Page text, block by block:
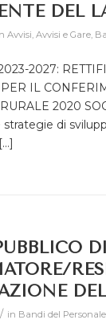
DEL
Avvisi, Avvisi e Gare,
2027:
IL
2020
di
/ in Bandi del Personale